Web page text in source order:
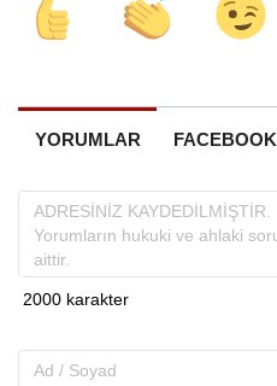
YORUMLAR FACEBOOK